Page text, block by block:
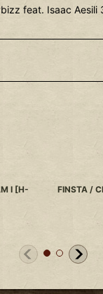
feat. Isaac Aesili
I [H-
FINSTA /